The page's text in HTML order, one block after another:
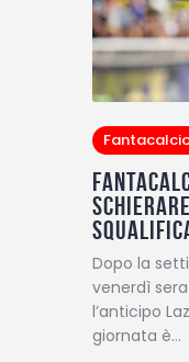
Dopo la
venerdì
l’anticipo
giornata è…